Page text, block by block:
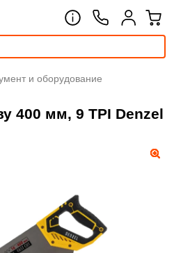
и оборудование
400 мм, 9 TPI Denzel